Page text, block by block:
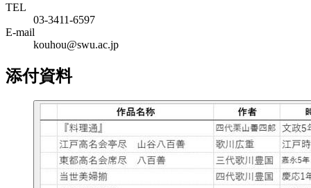
TEL
03-3411-6597
E-mail
kouhou@swu.ac.jp
添付資料